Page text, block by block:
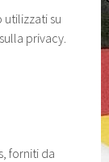
su
privacy.
forniti da